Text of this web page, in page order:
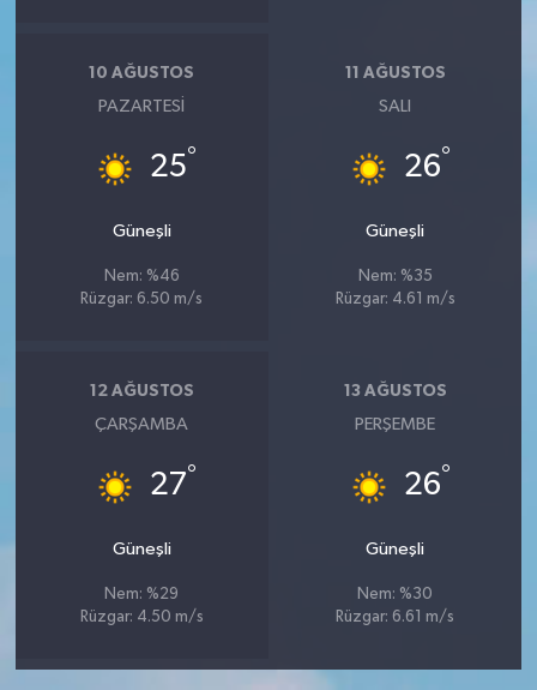
10 AĞUSTOS
PAZARTESI
25°
Güneşli
Nem: %46
Rüzgar: 6.50 m/s
11 AĞUSTOS
SALI
26°
Güneşli
Nem: %35
Rüzgar: 4.61 m/s
12 AĞUSTOS
ÇARŞAMBA
27°
Güneşli
Nem: %29
Rüzgar: 4.50 m/s
13 AĞUSTOS
PERŞEMBE
26°
Güneşli
Nem: %30
Rüzgar: 6.61 m/s